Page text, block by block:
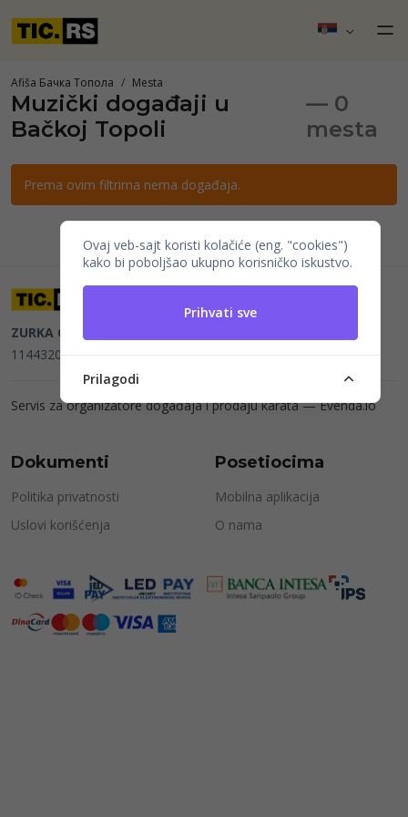
Afiša Бачка Топола Mesta
Muzički događaji u
Bačkoj Topoli
— 0
mesta
Prema ovim filtrima nema događaja.
ZURKA CE BITI DOO
114432064, MB 22023195,mail@tic.rs, +381 63 173 3142
Servis za organizatore događaja i prodaju karata —Evenda.io
Dokumenti
Politika privatnosti
Uslovi korišćenja
Posetiocima
Mobilna aplikacija
O nama
Ovaj veb-sajt koristi kolačiće (eng. "cookies")
kako bi poboljšao ukupno korisničko iskustvo.
Prihvati sve
Prilagodi